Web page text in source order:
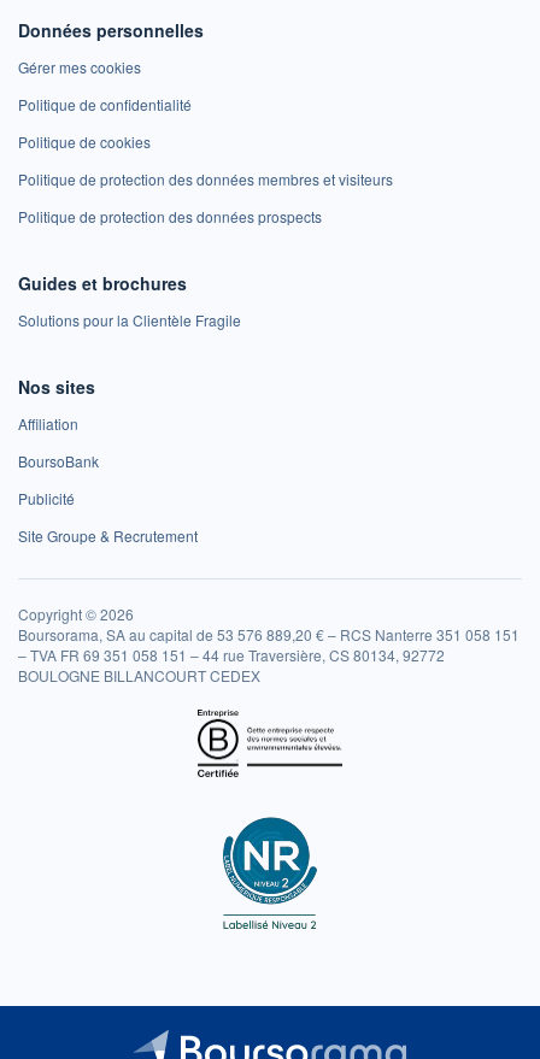
Données personnelles
Gérer mes cookies
Politique de confidentialité
Politique de cookies
Politique de protection des données membres et visiteurs
Politique de protection des données prospects
Guides et brochures
Solutions pour la Clientèle Fragile
Nos sites
Affiliation
BoursoBank
Publicité
Site Groupe & Recrutement
Copyright © 2026
Boursorama, SA au capital de 53 576 889,20 € – RCS Nanterre 351 058 151
– TVA FR 69 351 058 151 – 44 rue Traversière, CS 80134, 92772
BOULOGNE BILLANCOURT CEDEX